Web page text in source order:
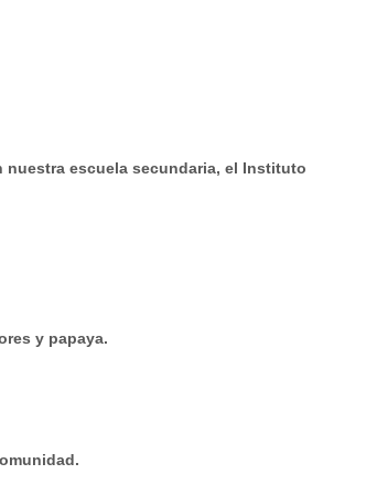
escuela secundaria, el Instituto
y papaya.